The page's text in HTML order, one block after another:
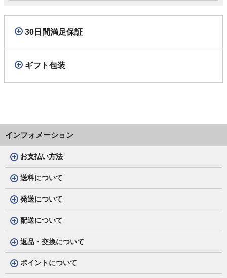
30日間満足保証
ギフト包装
インフォメーション
お支払い方法
送料について
発送について
配送について
返品・交換について
ポイントについて